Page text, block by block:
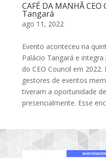
CAFÉ DA MANHÃ
Tangará
ago 11, 2022
Evento aconteceu na
Palácio Tangará e
do CEO Council em
gestores de eventos
tiveram a oportunidade
presencialmente. Esse